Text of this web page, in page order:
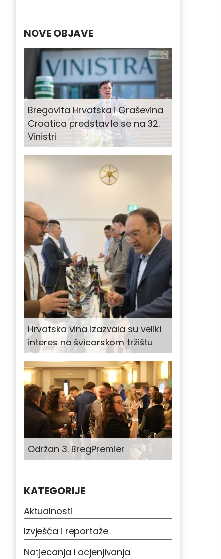
NOVE OBJAVE
Bregovita Hrvatska i Graševina
Croatica predstavile se na 32.
Vinistri
Hrvatska vina izazvala su veliki
interes na švicarskom tržištu
Održan 3. BregPremier
KATEGORIJE
Aktualnosti
Izvješća i reportaže
Natjecanja i ocjenjivanja